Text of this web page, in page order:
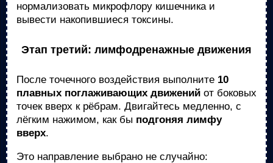
нормализовать микрофлору кишечника и
вывести накопившиеся токсины.
Этап третий: лимфодренажные движения
После точечного воздействия выполните 10
плавных поглаживающих движений от боковых
точек вверх к рёбрам. Двигайтесь медленно, с
лёгким нажимом, как бы подгоняя лимфу
вверх.
Это направление выбрано не случайно: